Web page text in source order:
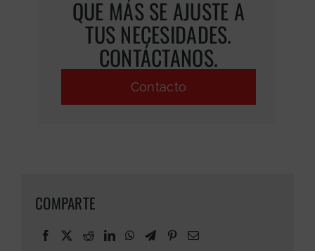
QUE MÁS SE AJUSTE A
TUS NECESIDADES.
CONTÁCTANOS.
Contacto
COMPARTE